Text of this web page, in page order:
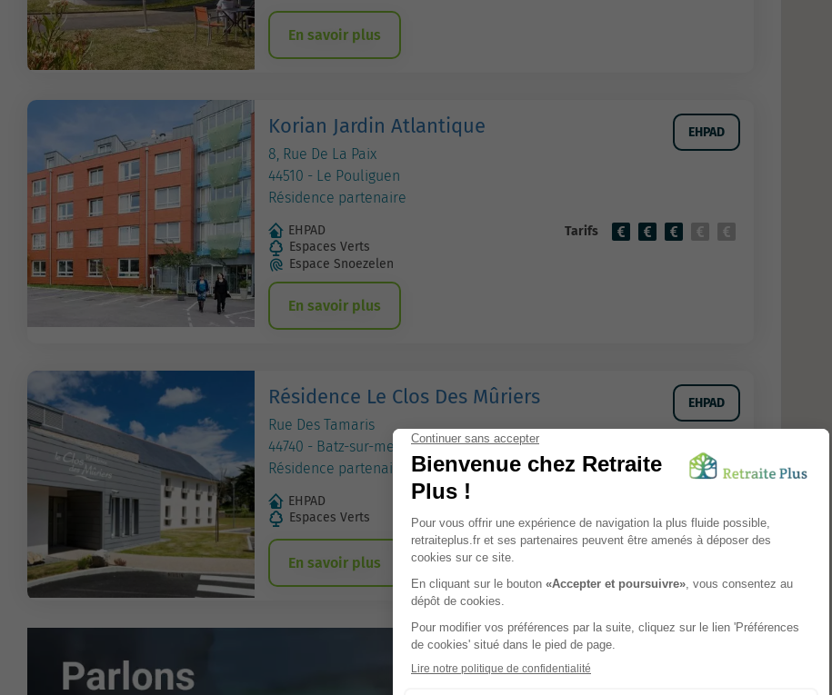
En savoir plus
Korian Jardin Atlantique
8, Rue De La Paix
44510 - Le Pouliguen
Résidence partenaire
EHPAD
EHPAD
Espaces Verts
Espace Snoezelen
Tarifs
En savoir plus
Résidence Le Clos Des Mûriers
Rue Des Tamaris
44740 - Batz-sur-mer
Résidence partenaire
EHPAD
EHPAD
Espaces Verts
En savoir plus